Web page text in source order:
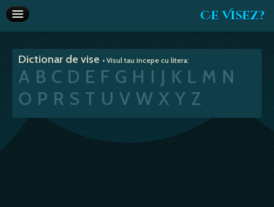
Ce Visez?
Interpretare vise
Articole
Va recomandam
Dictionar de vise • Visul tau incepe cu litera:
A B C D E F G H I J K L M N
O P R S T U V W X Y Z